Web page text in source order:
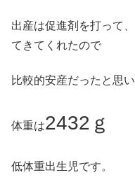
出産は促進剤を打って
てきてくれたので
比較的安産だったと思い
体重は2432ｇ
低体重出生児です。